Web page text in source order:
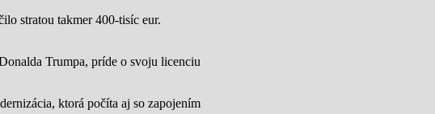
stratou takmer 400-tisíc eur.
Trumpa, príde o svoju licenciu
ktorá počíta aj so zapojením